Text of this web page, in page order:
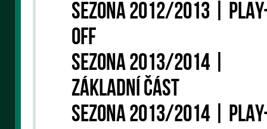
SEZONA 2012/2013 |
OFF
SEZONA 2013/2014 |
ZÁKLADNÍ ČÁST
SEZONA 2013/2014 |